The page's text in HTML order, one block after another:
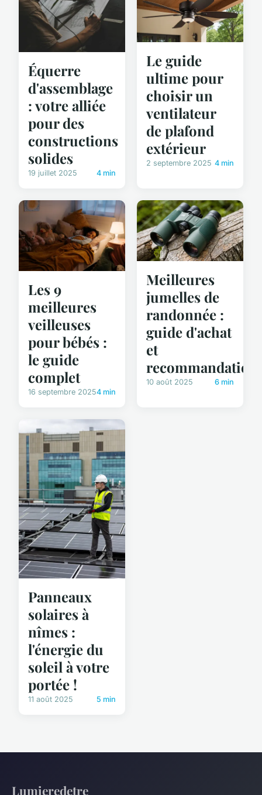
Équerre
d'assemblage
: votre alliée
pour des
constructions
solides
19 juillet 2025 4 min
Le guide
ultime pour
choisir un
ventilateur
de plafond
extérieur
2 septembre 2025 4 min
Les 9
meilleures
veilleuses
pour bébés :
le guide
complet
16 septembre 20254 min
Meilleures
jumelles de
randonnée :
guide d'achat
et
10 août 2025 6 min
Panneaux
solaires à
nîmes :
l'énergie du
soleil à votre
portée !
11 août 2025 5 min
Lumieredetre